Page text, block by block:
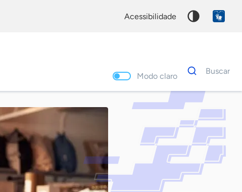
acessibilidade
Modo claro
Dados
para
Buscar
Palavra
chave